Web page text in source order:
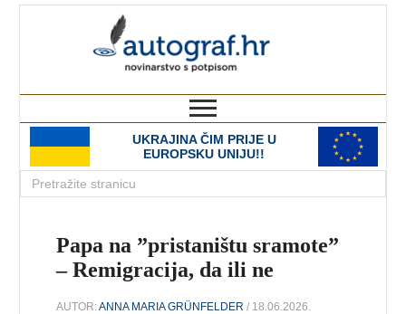
UKRAJINA ČIM PRIJE U
EUROPSKU UNIJU!!
Papa na ”pristaništu sramote”
– Remigracija, da ili ne
AUTOR:ANNA MARIA GRÜNFELDER / 18.06.2026.